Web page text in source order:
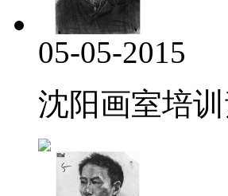
05-05-2015
沈阳画室培